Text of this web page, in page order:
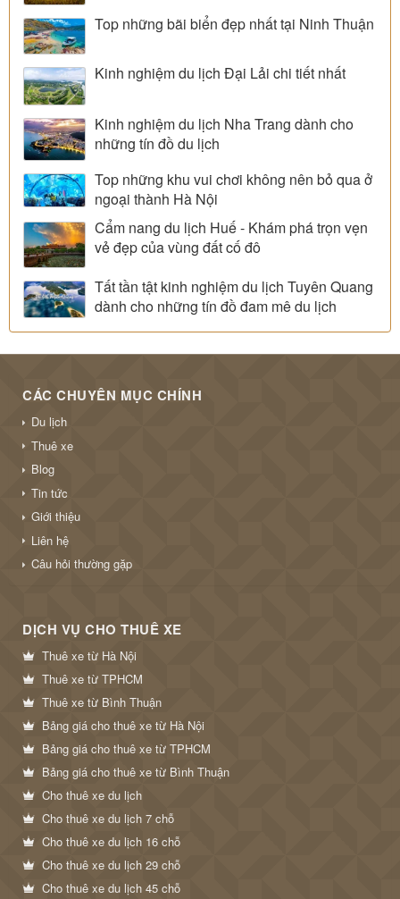
Top những bãi biển đẹp nhất tại Ninh Thuận
Kinh nghiệm du lịch Đại Lải chi tiết nhất
Kinh nghiệm du lịch Nha Trang dành cho
những tín đồ du lịch
Top những khu vui chơi không nên bỏ qua ở
ngoại thành Hà Nội
Cẩm nang du lịch Huế - Khám phá trọn vẹn
vẻ đẹp của vùng đất cố đô
Tất tần tật kinh nghiệm du lịch Tuyên Quang
dành cho những tín đồ đam mê du lịch
CÁC CHUYÊN MỤC CHÍNH
Du lịch
Thuê xe
Blog
Tin tức
Giới thiệu
Liên hệ
Câu hỏi thường gặp
DỊCH VỤ CHO THUÊ XE
Thuê xe từ Hà Nội
Thuê xe từ TPHCM
Thuê xe từ Bình Thuận
Bảng giá cho thuê xe từ Hà Nội
Bảng giá cho thuê xe từ TPHCM
Bảng giá cho thuê xe từ Bình Thuận
Cho thuê xe du lịch
Cho thuê xe du lịch 7 chỗ
Cho thuê xe du lịch 16 chỗ
Cho thuê xe du lịch 29 chỗ
Cho thuê xe du lịch 45 chỗ